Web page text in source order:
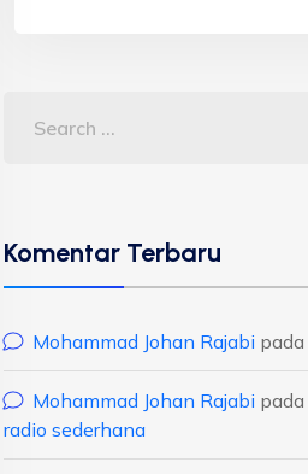
Komentar Terbaru
Mohammad Johan Rajabi pada
Mohammad Johan Rajabi pada
radio sederhana